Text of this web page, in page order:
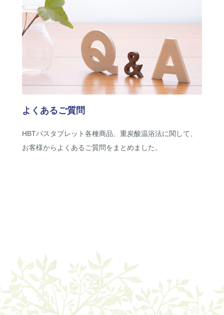
よくあるご質問
HBTバスタブレット各種商品、重炭酸温浴法に関して、
お客様からよくあるご質問をまとめました。